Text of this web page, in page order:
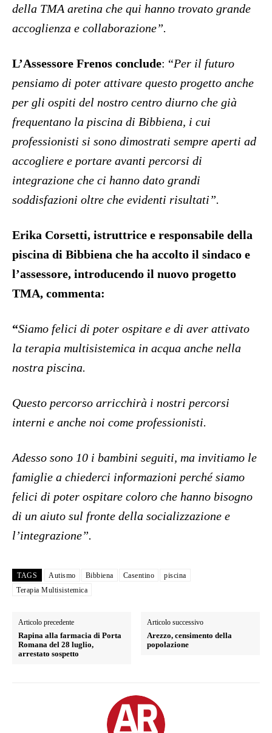
della TMA aretina che qui hanno trovato grande
accoglienza e collaborazione”.
L’Assessore Frenos conclude: “Per il futuro
pensiamo di poter attivare questo progetto anche
per gli ospiti del nostro centro diurno che già
frequentano la piscina di Bibbiena, i cui
professionisti si sono dimostrati sempre aperti ad
accogliere e portare avanti percorsi di
integrazione che ci hanno dato grandi
soddisfazioni oltre che evidenti risultati”.
Erika Corsetti, istruttrice e responsabile della
piscina di Bibbiena che ha accolto il sindaco e
l’assessore, introducendo il nuovo progetto
TMA, commenta:
“Siamo felici di poter ospitare e di aver attivato
la terapia multisistemica in acqua anche nella
nostra piscina.
Questo percorso arricchirà i nostri percorsi
interni e anche noi come professionisti.
Adesso sono 10 i bambini seguiti, ma invitiamo le
famiglie a chiederci informazioni perché siamo
felici di poter ospitare coloro che hanno bisogno
di un aiuto sul fronte della socializzazione e
l’integrazione”.
TAGS Autismo Bibbiena Casentino
piscina
Terapia Multisistemica
Articolo precedente
Rapina alla farmacia di Porta
Romana del 28 luglio,
arrestato sospetto
Articolo successivo
Arezzo, censimento della
popolazione